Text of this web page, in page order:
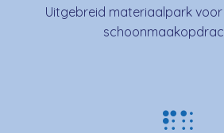
Uitgebreid materiaalpark